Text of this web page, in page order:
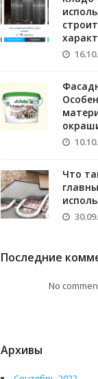
Что
Последние
No
Архивы